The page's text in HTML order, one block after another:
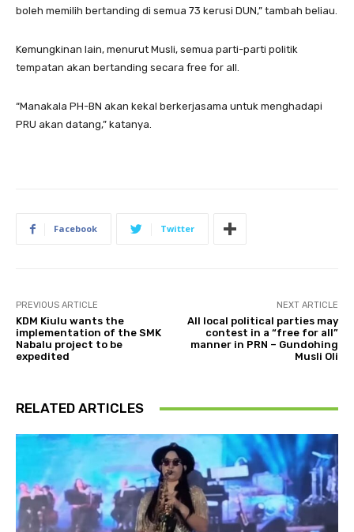
boleh memilih bertanding di semua 73 kerusi DUN,” tambah beliau.
Kemungkinan lain, menurut Musli, semua parti-parti politik
tempatan akan bertanding secara free for all.
“Manakala PH-BN akan kekal berkerjasama untuk menghadapi
PRU akan datang,” katanya.
Facebook Twitter
PREVIOUS ARTICLE
KDM Kiulu wants the
implementation of the SMK
Nabalu project to be
expedited
NEXT ARTICLE
All local political parties may
contest in a “free for all”
manner in PRN – Gundohing
Musli Oli
RELATED ARTICLES